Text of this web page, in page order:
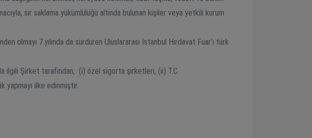
sır saklama yükümlülüğü altında bulunan kişiler veya yetkili kurum
7.yılında da sürdüren Uluslararası İstanbul Hırdavat Fuar’ı türk
ilgili Şirket tarafından, (i) özel sigorta şirketleri, (ii) T.C.
yapmayı ilke edinmiştir.